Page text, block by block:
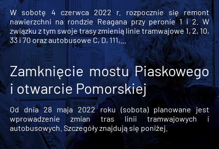
W sobotę 4 czerwca 2022 r. rozpocznie się remont
nawierzchni na rondzie Reagana przy peronie 1 i 2. W
związku z tym swoje trasy zmienią linie tramwajowe 1, 2, 10,
33 i 70 oraz autobusowe C, D, 111,...
Zamknięcie mostu Piaskowego
i otwarcie Pomorskiej
Od dnia 28 maja 2022 roku (sobota) planowane jest
wprowadzenie zmian tras linii tramwajowych i
autobusowych. Szczegóły znajdują się poniżej.